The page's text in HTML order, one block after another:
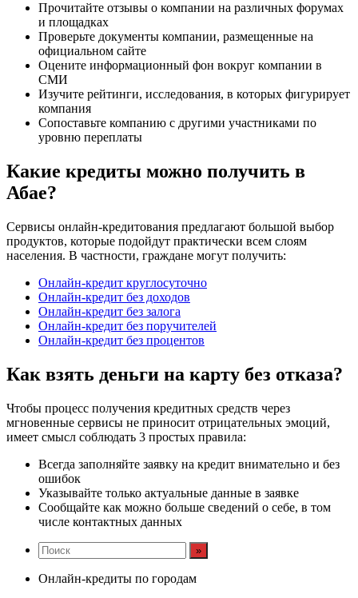
Прочитайте отзывы о компании на различных форумах
и площадках
Проверьте документы компании, размещенные на
официальном сайте
Оцените информационный фон вокруг компании в
СМИ
Изучите рейтинги, исследования, в которых фигурирует
компания
Сопоставьте компанию с другими участниками по
уровню переплаты
Какие кредиты можно получить в
Абае?
Сервисы онлайн-кредитования предлагают большой выбор
продуктов, которые подойдут практически всем слоям
населения. В частности, граждане могут получить:
Онлайн-кредит круглосуточно
Онлайн-кредит без доходов
Онлайн-кредит без залога
Онлайн-кредит без поручителей
Онлайн-кредит без процентов
Как взять деньги на карту без отказа?
Чтобы процесс получения кредитных средств через
мгновенные сервисы не приносит отрицательных эмоций,
имеет смысл соблюдать 3 простых правила:
Всегда заполняйте заявку на кредит внимательно и без
ошибок
Указывайте только актуальные данные в заявке
Сообщайте как можно больше сведений о себе, в том
числе контактных данных
Онлайн-кредиты по городам